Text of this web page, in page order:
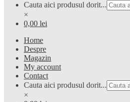
Cauta aici produsul dorit...
×
0,00 lei
Home
Despre
Magazin
My account
Contact
Cauta aici produsul dorit...
×